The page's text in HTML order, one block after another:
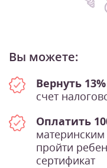
Вы можете:
Вернуть
счет
Оплатить
пройти
сертификат